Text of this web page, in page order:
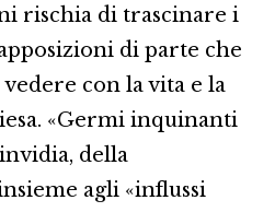
rischia di trascinare i
di parte che
con la vita e la
«Germi inquinanti
della
agli «influssi